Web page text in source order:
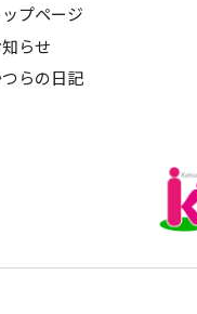
ップページ
らせ
らの日記